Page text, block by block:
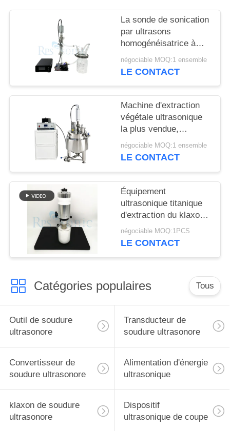
POLITIQUE
CONFIDENTIALITÉ
La sonde de sonication
par ultrasons
homogénéisatrice à
échelle de laboratoire
négociable MOQ:1 ensemble
LE CONTACT
Machine d'extraction
végétale ultrasonique
la plus vendue,
meilleure qualité, avec
réservoir de mélange
négociable MOQ:1 ensemble
LE CONTACT
Équipement
ultrasonique titanique
d'extraction du klaxon
1000w pour la
médecine chinoise
négociable MOQ:1PCS
LE CONTACT
Catégories populaires Tous
Outil de soudure
ultrasonore
Transducteur de
soudure ultrasonore
Convertisseur de
soudure ultrasonore
Alimentation d'énergie
ultrasonique
klaxon de soudure
ultrasonore
Dispositif
ultrasonique de coupe